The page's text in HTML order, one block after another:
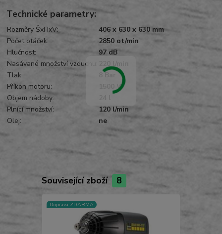
Technické parametry:
Rozměry ŠxHxV:
406 x 630 x 630 mm
Počet otáček:
2850 ot/min
Hlučnost:
97 dB
Nasávané množství vzduchu:
220 l/min
Tlak:
8 Bar
Příkon motoru:
1500 W
Objem nádoby:
Plnící množství:
120 l/min
Olej:
ne
Související zboží 8
Doprava ZDARMA